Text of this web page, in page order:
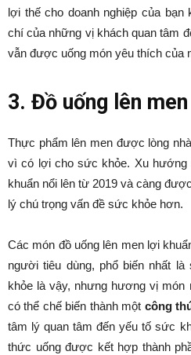
lợi thế cho doanh nghiệp của
chí của những vị khách quan tâm
vẫn được uống món yêu thích của
3. Đồ uống lên
Thực phẩm lên men được lòng
vì có lợi cho sức khỏe. Xu hướng
khuẩn nổi lên từ 2019 và càng
lý chú trọng vấn đề sức khỏe hơn.
Các món đồ uống lên men lợi
người tiêu dùng, phổ biến nhất
khỏe là vậy, nhưng hương vị món
có thể chế biến thành một công
tâm lý quan tâm đến yếu tố sức
thức uống được kết hợp thành